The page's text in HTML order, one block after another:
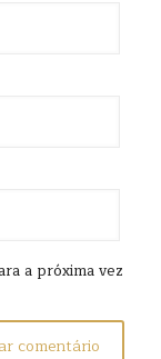
a próxima vez